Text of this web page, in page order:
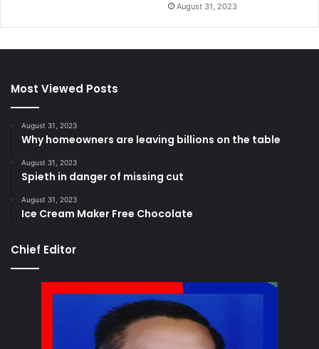
August 31, 2023
Most Viewed Posts
August 31, 2023
Why homeowners are leaving billions on the table
August 31, 2023
Spieth in danger of missing cut
August 31, 2023
Ice Cream Maker Free Chocolate
Chief Editor